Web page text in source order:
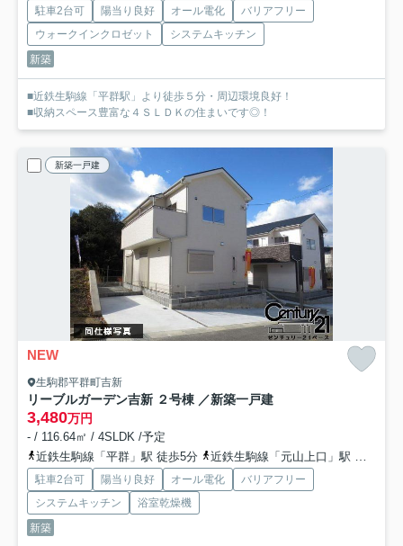
駐車2台可 陽当り良好 オール電化
バリアフリー
ウォークインクロゼット
システムキッチン
新築
■近鉄生駒線「平群駅」より徒歩５分・周辺環境良好！
■収納スペース豊富な４ＳＬＤＫの住まいです◎！
新築一戸建
NEW
生駒郡平群町吉新
リーブルガーデン吉新 ２号棟 ／新築一戸建
3,480万円
- / 116.64㎡ / 4SLDK /予定
近鉄生駒線「平群」駅 徒歩5分
近鉄生駒線「元山上口」駅 徒歩16分
駐車2台可 陽当り良好 オール電化
バリアフリー
システムキッチン
浴室乾燥機
新築